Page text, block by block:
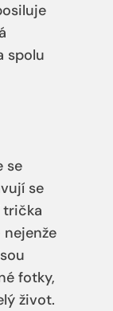
spolu
se
se
trička
fotky,
život.